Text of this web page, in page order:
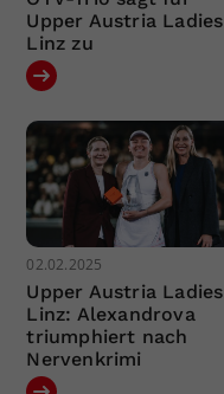
Upper Austria Ladies
Linz zu
02.02.2025
Upper Austria Ladies
Linz: Alexandrova
triumphiert nach
Nervenkrimi